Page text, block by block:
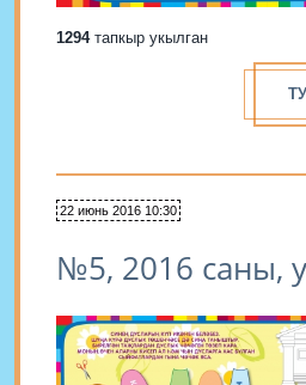
1294тапкыр укылган
22 июнь 2016 10:30
№5, 2016 саны,